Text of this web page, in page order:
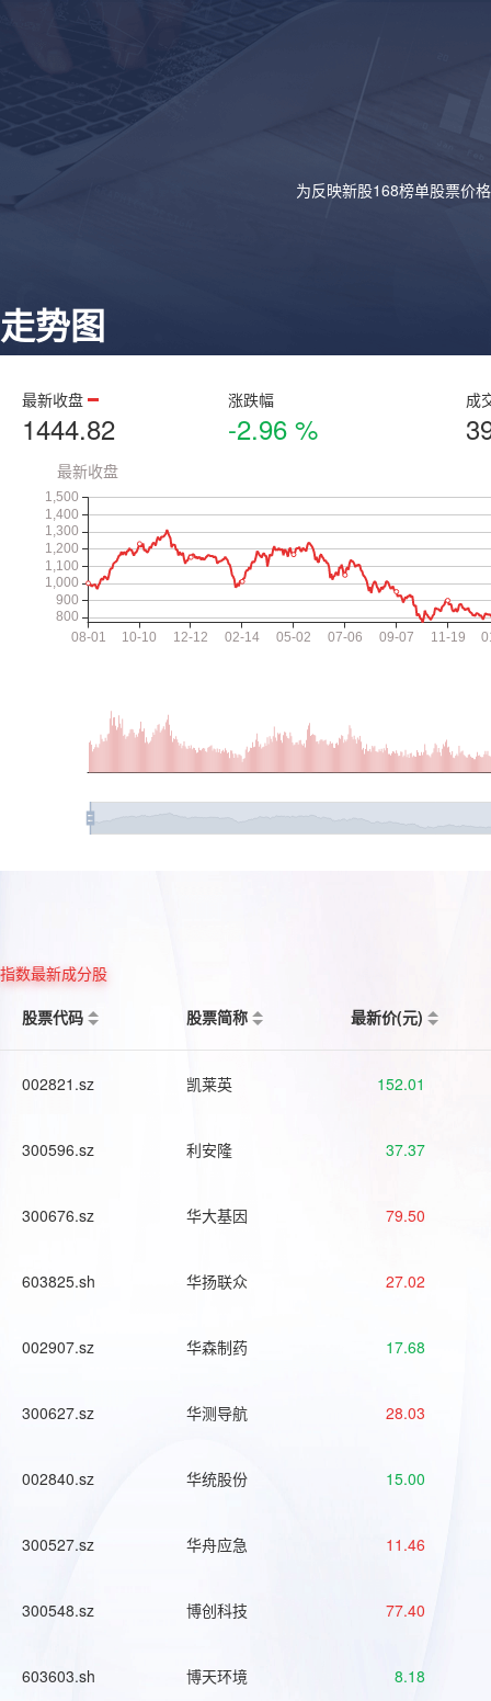
为反映新股168榜单股票价
走势图
最新收盘
1444.82
涨跌幅
-2.96 %
成
指数最新成分股
股票代码
股票简称 最新价(元)
002821.sz 凯莱英 152.01
300596.sz 利安隆 37.37
300676.sz 华大基因 79.50
603825.sh 华扬联众 27.02
002907.sz 华森制药 17.68
300627.sz 华测导航 28.03
002840.sz 华统股份 15.00
300527.sz 华舟应急 11.46
300548.sz 博创科技 77.40
603603.sh 博天环境 8.18